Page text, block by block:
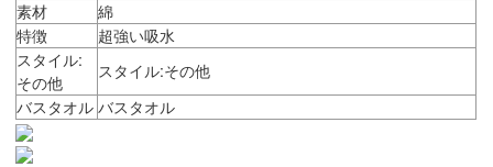
素材
綿
特徴
超強い吸水
スタイル:
その他
スタイル:その他
バスタオル バスタオル